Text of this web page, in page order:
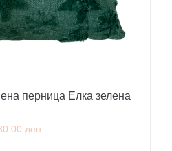
перница Елка зелена
ден.